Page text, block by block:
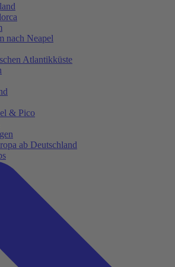
nach Neapel
Atlantikküste
& Pico
ab Deutschland